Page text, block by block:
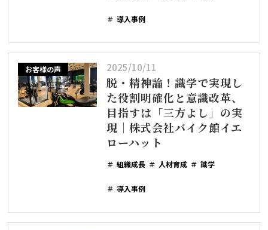
導入事例
お客様の声 2025/10/11
脱・精神論！識学で実現し
た役割明確化と意識改革、
目指すは「三方よし」の実
現｜株式会社バイク館イエ
ローハット
組織成長 人材育成 識学
導入事例